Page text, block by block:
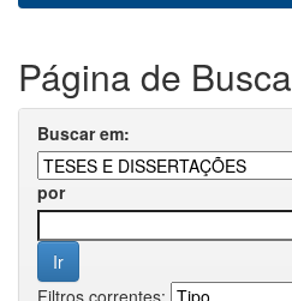
Página de Busca
Buscar em:
por
Filtros correntes: